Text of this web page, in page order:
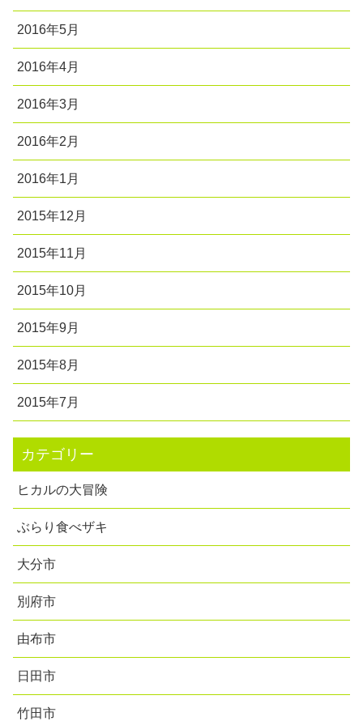
2016年5月
2016年4月
2016年3月
2016年2月
2016年1月
2015年12月
2015年11月
2015年10月
2015年9月
2015年8月
2015年7月
カテゴリー
ヒカルの大冒険
ぶらり食べザキ
大分市
別府市
由布市
日田市
竹田市